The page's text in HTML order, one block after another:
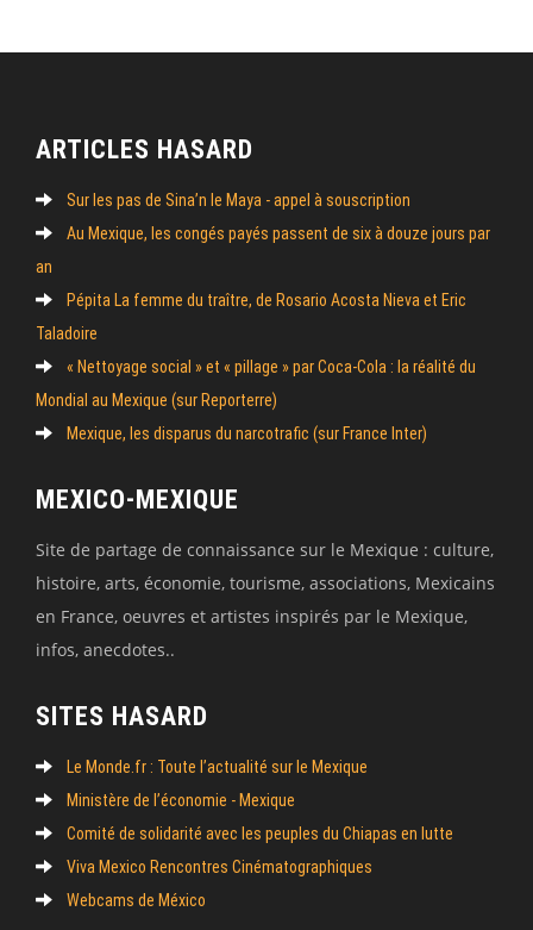
ARTICLES HASARD
Sur les pas de Sina’n le Maya - appel à souscription
Au Mexique, les congés payés passent de six à douze jours par
an
Pépita La femme du traître, de Rosario Acosta Nieva et Eric
Taladoire
« Nettoyage social » et « pillage » par Coca-Cola : la réalité du
Mondial au Mexique (sur Reporterre)
Mexique, les disparus du narcotrafic (sur France Inter)
MEXICO-MEXIQUE
Site de partage de connaissance sur le Mexique : culture,
histoire, arts, économie, tourisme, associations, Mexicains
en France, oeuvres et artistes inspirés par le Mexique,
infos, anecdotes..
SITES HASARD
Le Monde.fr : Toute l’actualité sur le Mexique
Ministère de l’économie - Mexique
Comité de solidarité avec les peuples du Chiapas en lutte
Viva Mexico Rencontres Cinématographiques
Webcams de México